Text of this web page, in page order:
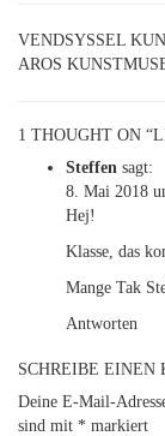
VENDSYSSEL
AROS
1 THOUGHT ON
Steffen sagt:
8. Mai 2018
Hej!
Klasse, das
Mange Tak
Antworten
SCHREIBE EINEN
Deine E-Mail-
sind mit * markiert